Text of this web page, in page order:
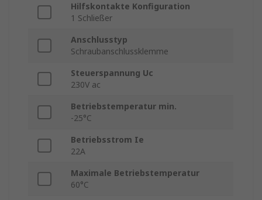
Hilfskontakte Konfiguration
1 Schließer
Anschlusstyp
Schraubanschlussklemme
Steuerspannung Uc
230V ac
Betriebstemperatur min.
-25°C
Betriebsstrom Ie
22A
Maximale Betriebstemperatur
60°C